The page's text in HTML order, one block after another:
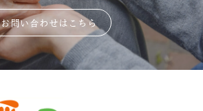
お問い合わせはこちら